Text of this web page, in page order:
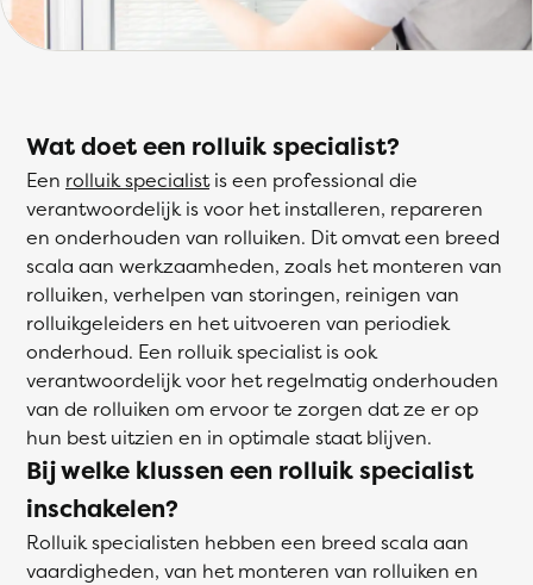
Wat doet een rolluik specialist?
Een rolluik specialistis een professional die
verantwoordelijk is voor het installeren, repareren
en onderhouden van rolluiken. Dit omvat een breed
scala aan werkzaamheden, zoals het monteren van
rolluiken, verhelpen van storingen, reinigen van
rolluikgeleiders en het uitvoeren van periodiek
onderhoud. Een rolluik specialist is ook
verantwoordelijk voor het regelmatig onderhouden
van de rolluiken om ervoor te zorgen dat ze er op
hun best uitzien en in optimale staat blijven.
Bij welke klussen een rolluik specialist
inschakelen?
Rolluik specialisten hebben een breed scala aan
vaardigheden, van het monteren van rolluiken en